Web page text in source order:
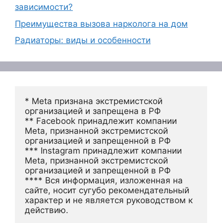
зависимости?
Преимущества вызова нарколога на дом
Радиаторы: виды и особенности
* Meta признана экстремистской
организацией и запрещена в РФ
** Facebook принадлежит компании
Meta, признанной экстремистской
организацией и запрещенной в РФ
*** Instagram принадлежит компании
Meta, признанной экстремистской
организацией и запрещенной в РФ
**** Вся информация, изложенная на
сайте, носит сугубо рекомендательный
характер и не является руководством к
действию.